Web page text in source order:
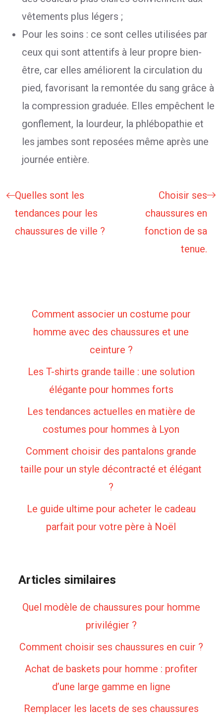
vêtements plus légers ;
Pour les soins : ce sont celles utilisées par
ceux qui sont attentifs à leur propre bien-
être, car elles améliorent la circulation du
pied, favorisant la remontée du sang grâce à
la compression graduée. Elles empêchent le
gonflement, la lourdeur, la phlébopathie et
les jambes sont reposées même après une
journée entière.
Quelles sont les
tendances pour les
chaussures de ville ?
Choisir ses
chaussures en
fonction de sa
tenue.
Comment associer un costume pour
homme avec des chaussures et une
ceinture ?
Les T-shirts grande taille : une solution
élégante pour hommes forts
Les tendances actuelles en matière de
costumes pour hommes à Lyon
Comment choisir des pantalons grande
taille pour un style décontracté et élégant
?
Le guide ultime pour acheter le cadeau
parfait pour votre père à Noël
Articles similaires
Quel modèle de chaussures pour homme
privilégier ?
Comment choisir ses chaussures en cuir ?
Achat de baskets pour homme : profiter
d’une large gamme en ligne
Remplacer les lacets de ses chaussures